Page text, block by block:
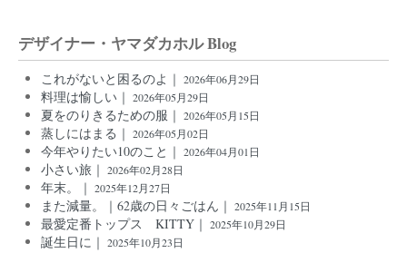
デザイナー・ヤマダカホル Blog
これがないと困るのよ｜ 2026年06月29日
料理は愉しい｜ 2026年05月29日
夏をのりきるための服｜ 2026年05月15日
蒸しにはまる｜ 2026年05月02日
今年やりたい10のこと｜ 2026年04月01日
小さい旅｜ 2026年02月28日
年末。｜ 2025年12月27日
また減量。｜62歳の日々ごはん｜ 2025年11月15日
最愛定番トップス KITTY｜ 2025年10月29日
誕生日に｜ 2025年10月23日